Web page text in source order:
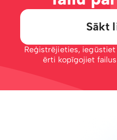
Sākt
Reģistrējieties,
ērti kopīgojiet